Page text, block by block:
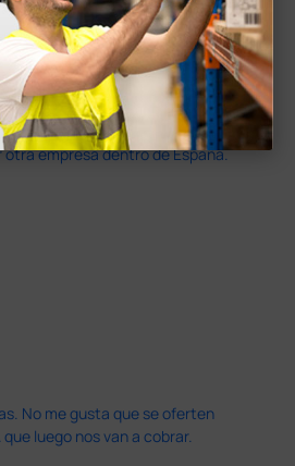
producto, bastante mas barato que en
médico. Pero el envío cuesta más
otra empresa dentro de España.
No me gusta que se oferten
luego nos van a cobrar.